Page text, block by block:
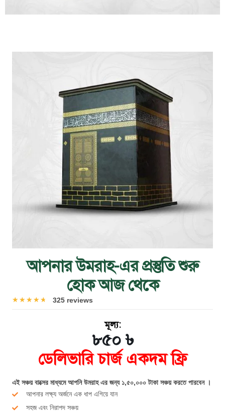
আপনার উমরাহ-এর প্রস্তুতি শুরু
হোক আজ থেকে
☆☆☆☆☆ 325 reviews
মূল্য:
৮৫০ ৳
ডেলিভারি চার্জ একদম ফ্রি
এই সঞ্চয় বাক্সের মাধ্যমে আপনি উমরাহ এর জন্য ১,৫০,০০০ টাকা সঞ্চয় করতে পারবেন ।
আপনার লক্ষ্য অর্জনে এক ধাপ এগিয়ে যান
সহজ এবং নিরাপদ সঞ্চয়